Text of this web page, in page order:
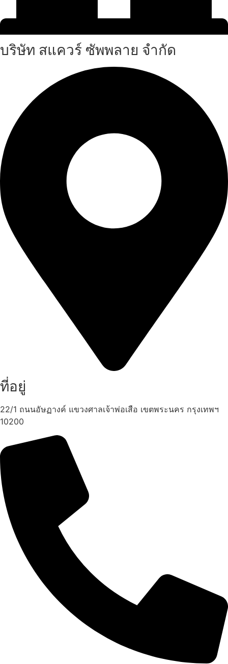
บริษัท สแควร์ ซัพพลาย จำกัด
ที่อยู่
22/1 ถนนอัษฏางค์ แขวงศาลเจ้าพ่อเสือ เขตพระนคร กรุงเทพฯ
10200